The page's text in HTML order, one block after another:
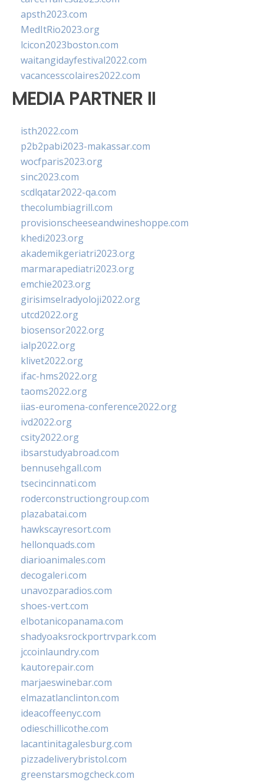
apsth2023.com
MedItRio2023.org
lcicon2023boston.com
waitangidayfestival2022.com
vacancesscolaires2022.com
MEDIA PARTNER II
isth2022.com
p2b2pabi2023-makassar.com
wocfparis2023.org
sinc2023.com
scdlqatar2022-qa.com
thecolumbiagrill.com
provisionscheeseandwineshoppe.com
khedi2023.org
akademikgeriatri2023.org
marmarapediatri2023.org
emchie2023.org
girisimselradyoloji2022.org
utcd2022.org
biosensor2022.org
ialp2022.org
klivet2022.org
ifac-hms2022.org
taoms2022.org
iias-euromena-conference2022.org
ivd2022.org
csity2022.org
ibsarstudyabroad.com
bennusehgall.com
tsecincinnati.com
roderconstructiongroup.com
plazabatai.com
hawkscayresort.com
hellonquads.com
diarioanimales.com
decogaleri.com
unavozparadios.com
shoes-vert.com
elbotanicopanama.com
shadyoaksrockportrvpark.com
jccoinlaundry.com
kautorepair.com
marjaeswinebar.com
elmazatlanclinton.com
ideacoffeenyc.com
odieschillicothe.com
lacantinitagalesburg.com
pizzadeliverybristol.com
greenstarsmogcheck.com